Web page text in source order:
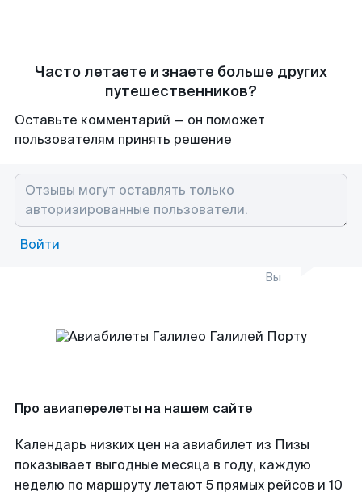
Часто летаете и знаете больше других
путешественников?
Оставьте комментарий — он поможет
пользователям принять решение
Войти
Вы
Про авиаперелеты на нашем сайте
Календарь низких цен на авиабилет из Пизы
показывает выгодные месяца в году, каждую
неделю по маршруту летают 5 прямых рейсов и 10